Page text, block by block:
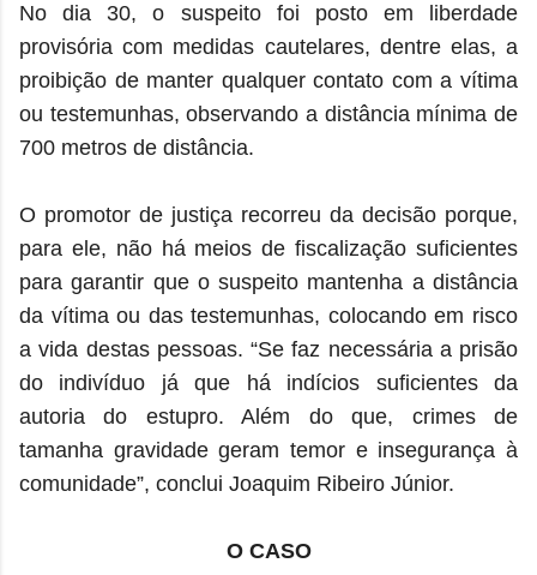
No dia 30, o suspeito foi posto em liberdade
provisória com medidas cautelares, dentre elas, a
proibição de manter qualquer contato com a vítima
ou testemunhas, observando a distância mínima de
700 metros de distância.
O promotor de justiça recorreu da decisão porque,
para ele, não há meios de fiscalização suficientes
para garantir que o suspeito mantenha a distância
da vítima ou das testemunhas, colocando em risco
a vida destas pessoas. “Se faz necessária a prisão
do indivíduo já que há indícios suficientes da
autoria do estupro. Além do que, crimes de
tamanha gravidade geram temor e insegurança à
comunidade”, conclui Joaquim Ribeiro Júnior.
O CASO